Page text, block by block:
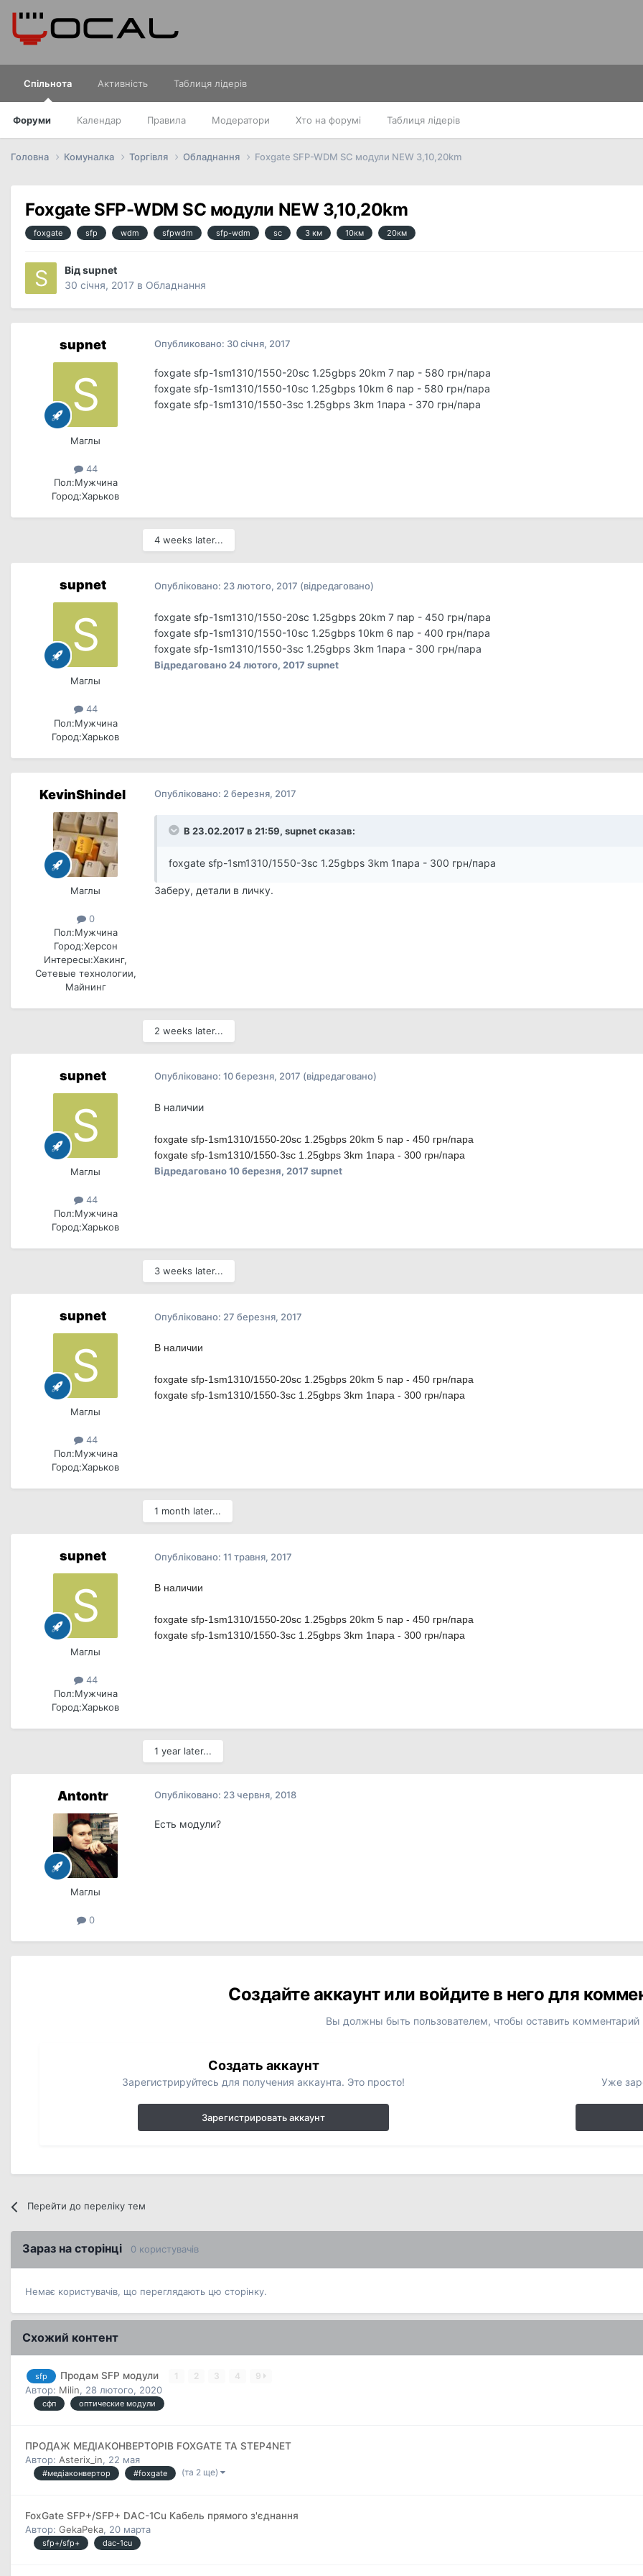
Спільнота
Форуми Календар Правила Модератори Хто на форумі Таблиця лідерів
Активність Таблиця лідерів
Головна Комуналка Торгівля Обладнання Foxgate SFP-WDM SC модули NEW 3,10,20km
Foxgate SFP-WDM SC модули NEW 3,10,20km
foxgate sfp wdm sfpwdm sfp-wdm sc 3 км 10км 20км
Відsupnet
30 січня, 2017 в Обладнання
supnet
Маглы
44
Пол:Мужчина
Город:Харьков
Опубликовано: 30 січня, 2017
foxgate sfp-1sm1310/1550-20sc 1.25gbps 20km 7 пар - 580 грн/пара
foxgate sfp-1sm1310/1550-10sc 1.25gbps 10km 6 пар - 580 грн/пара
foxgate sfp-1sm1310/1550-3sc 1.25gbps 3km 1пара - 370 грн/пара
4 weeks later...
supnet
Маглы
44
Пол:Мужчина
Город:Харьков
Опубліковано: 23 лютого, 2017 (відредаговано)
foxgate sfp-1sm1310/1550-20sc 1.25gbps 20km 7 пар - 450 грн/пара
foxgate sfp-1sm1310/1550-10sc 1.25gbps 10km 6 пар - 400 грн/пара
foxgate sfp-1sm1310/1550-3sc 1.25gbps 3km 1пара - 300 грн/пара
Відредаговано 24 лютого, 2017 supnet
KevinShindel
Маглы
0
Пол:Мужчина
Город:Херсон
Интересы:Хакинг,
Сетевые технологии,
Майнинг
Опубліковано: 2 березня, 2017
В 23.02.2017 в 21:59, supnet сказав:
foxgate sfp-1sm1310/1550-3sc 1.25gbps 3km 1пара - 300 грн/пара
Заберу, детали в личку.
2 weeks later...
supnet
Маглы
44
Пол:Мужчина
Город:Харьков
Опубліковано: 10 березня, 2017 (відредаговано)
В наличии
foxgate sfp-1sm1310/1550-20sc 1.25gbps 20km 5 пар - 450 грн/пара
foxgate sfp-1sm1310/1550-3sc 1.25gbps 3km 1пара - 300 грн/пара
Відредаговано10 березня, 2017 supnet
3 weeks later...
supnet
Маглы
44
Пол:Мужчина
Город:Харьков
Опубліковано: 27 березня, 2017
В наличии
foxgate sfp-1sm1310/1550-20sc 1.25gbps 20km 5 пар - 450 грн/пара
foxgate sfp-1sm1310/1550-3sc 1.25gbps 3km 1пара - 300 грн/пара
1 month later...
supnet
Маглы
44
Пол:Мужчина
Город:Харьков
Опубліковано: 11 травня, 2017
В наличии
foxgate sfp-1sm1310/1550-20sc 1.25gbps 20km 5 пар - 450 грн/пара
foxgate sfp-1sm1310/1550-3sc 1.25gbps 3km 1пара - 300 грн/пара
1 year later...
Antontr
Маглы
0
Опубліковано: 23 червня, 2018
Есть модули?
Создайте аккаунт или войдите в него для
Вы должны быть пользователем, чтобы оставить комментарий
Создать аккаунт
Зарегистрируйтесь для получения аккаунта. Это просто!
Зарегистрировать аккаунт
Уже
Перейти до переліку тем
Зараз на сторінці 0 користувачів
Немає користувачів, що переглядають цю сторінку.
Схожий контент
sfp Продам SFP модули 1 2 3 4 9
Автор: Milin, 28 лютого, 2020
сфп оптические модули
ПРОДАЖ МЕДІАКОНВЕРТОРІВ FOXGATE ТА STEP4NET
Автор: Asterix_in, 22 мая
#медіаконвертор #foxgate (та 2 ще)
FoxGate SFP+/SFP+ DAC-1Cu Кабель прямого з'єднання
Автор: GekaPeka, 20 марта
sfp+/sfp+ dac-1cu